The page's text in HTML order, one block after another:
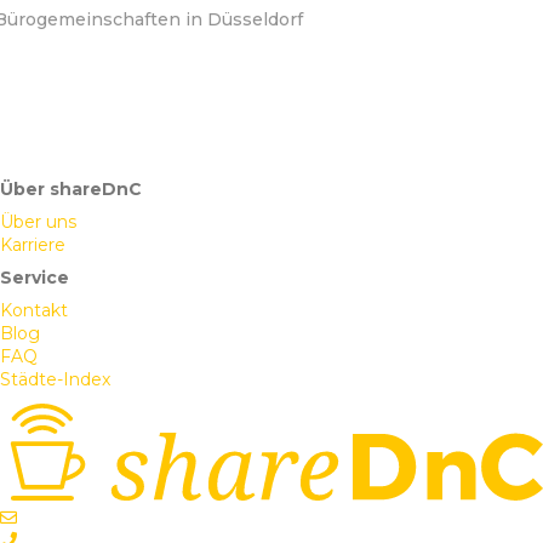
in Düsseldorf
Über shareDnC
Über uns
Karriere
Service
Kontakt
Blog
FAQ
Städte-Index